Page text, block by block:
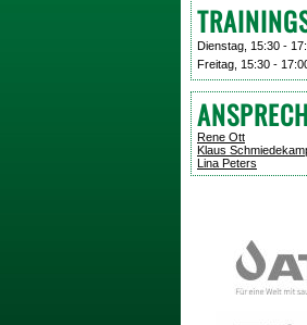
Dienstag, 15:30 -
Freitag, 15:30 -
Rene Ott
Klaus
Lina Peters